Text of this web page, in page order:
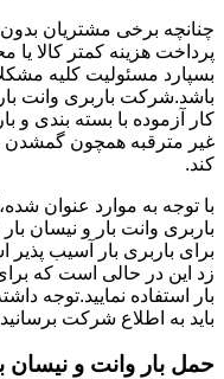
چنانچه برخی مشتریان
پرداخت هزینه کمتر کالا یا
بسپارد مسئولیت کلیه
باشد.شرکت باربری وانت
کار آزموده با بسته بندی و
غیر مترقبه همچون گمشدن
کند.
با توجه به موارد عنوان
باربری وانت بار و نیسان
برای باربری بار آسیب
زد این در حالی است که
بار استفاده نمایید.توجه
باید به اطلاع شرکت
حمل بار وانت و